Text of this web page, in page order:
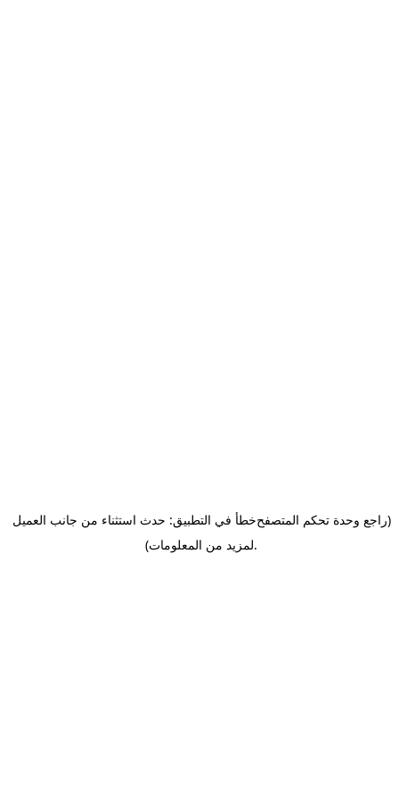
خطأ في التطبيق: حدث استثناء من جانب العميل(راجع وحدة تحكم المتصفح
لمزيد من المعلومات).